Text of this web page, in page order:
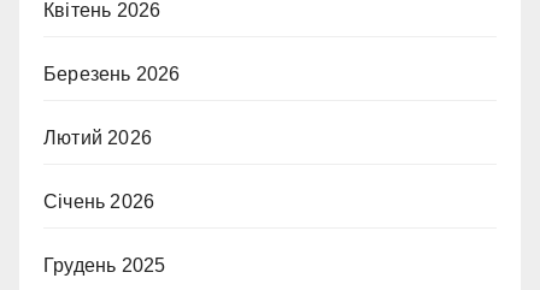
Квітень 2026
Березень 2026
Лютий 2026
Січень 2026
Грудень 2025